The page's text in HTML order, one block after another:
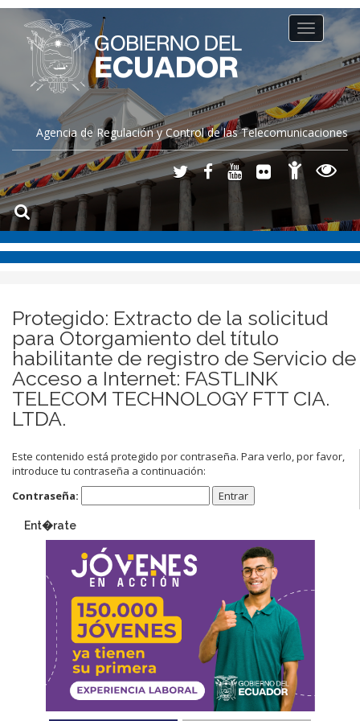
Agencia de Regulación y Control de las Telecomunicaciones
Toggle
navigation
Protegido: Extracto de la solicitud
para Otorgamiento del título
habilitante de registro de Servicio de
Acceso a Internet: FASTLINK
TELECOM TECHNOLOGY FTT CIA.
LTDA.
Este contenido está protegido por contraseña. Para verlo, por favor,
introduce tu contraseña a continuación:
Contraseña:
Ent�rate